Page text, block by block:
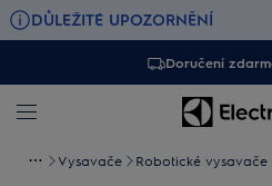
DŮLEŽITÉ UPOZORNĚNÍ
Doručení
Vysavače Robotické vysavače